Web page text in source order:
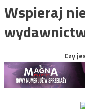
Wspieraj
Czy